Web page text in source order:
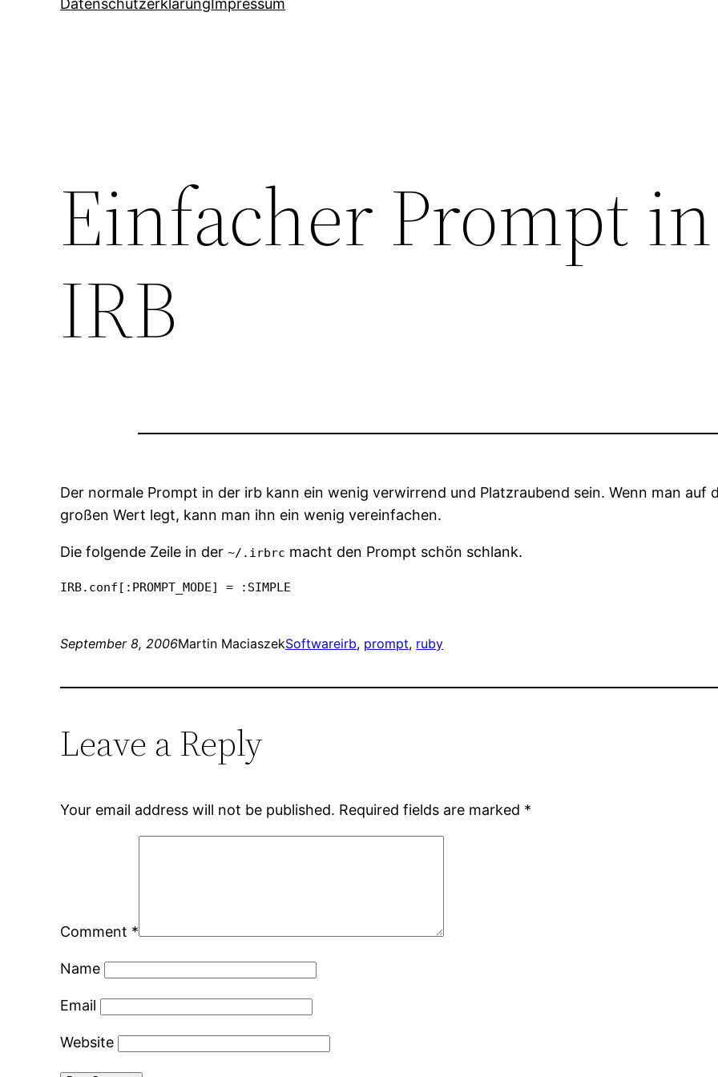
DatenschutzerklärungImpressum
Einfacher Prompt
IRB
Der normale Prompt in der irb kann ein wenig verwirrend und Platzraubend sein. Wenn man auf
großen Wert legt, kann man ihn ein wenig vereinfachen.
Die folgende Zeile in der~/.irbrc macht den Prompt schön schlank.
IRB.conf[:PROMPT_MODE] = :SIMPLE
September 8, 2006Martin MaciaszekSoftwareirb, prompt, ruby
Leave a Reply
Your email address will not be published. Required fields are marked *
Comment *
Name
Email
Website